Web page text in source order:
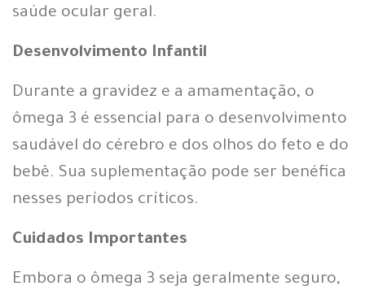
saúde ocular geral.
Desenvolvimento Infantil
Durante a gravidez e a amamentação, o
ômega 3 é essencial para o desenvolvimento
saudável do cérebro e dos olhos do feto e do
bebê. Sua suplementação pode ser benéfica
nesses períodos críticos.
Cuidados Importantes
Embora o ômega 3 seja geralmente seguro,